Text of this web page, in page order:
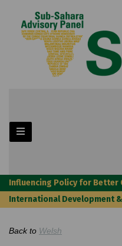
Influencing Policy for Better
International Development
Back to Welsh